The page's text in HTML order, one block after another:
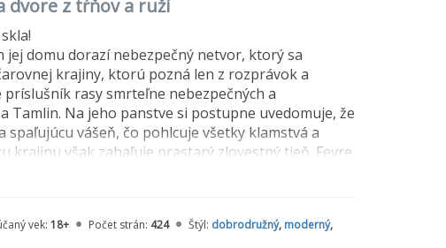
dvore z tŕňov a ruží
jej domu dorazí nebezpečný netvor, ktorý sa
krajiny, ktorú pozná len z rozprávok a
rasy smrteľne nebezpečných a
Tamlin. Na jeho panstve si postupne uvedomuje, že
vášeň, čo pohlcuje všetky klamstvá a
krajinu však zahaľuje prastarý zlovestný tieň. Feyre
a celú férsku rasu.
vek: 18+ Počet strán: 424 Štýl: dobrodružný, moderný,